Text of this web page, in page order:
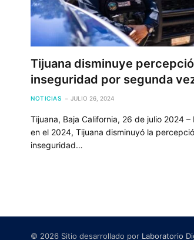
Tijuana disminuye
inseguridad por segunda
NOTICIAS JULIO 26, 2024
Tijuana, Baja California, 26 de julio 2024
en el 2024, Tijuana disminuyó la
inseguridad…
© 2026 Sitio desarrollado por Laboratorio